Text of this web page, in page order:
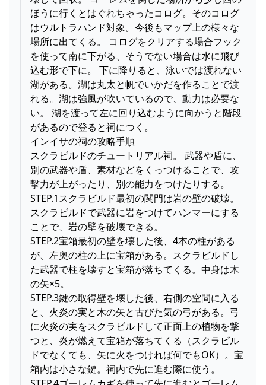
ほうに行くとはぐれちゃったコログ。そのコログ
はウルトラハンド対象。今後もマップ上の様々な
場所に出てくる。 コログをクリアする場合フック
を使って南に下がる、そうでない場合は水に飛び
込む形で下に。 下に降りると、泳いでは渡れない
湖がある。湖は丸太と帆でいかだを作ることで渡
れる。湖は強風が吹いているので、動力は必要な
い。 湖を渡って左に回り込むように向かうと階段
があるので登ると祠につく。
インイサの祠の攻略手順
スクラビルドのチュートリアル祠。 武器や盾に、
別の武器や盾、素材などをくっつけることで、攻
撃力が上がったり、別の能力をつけたりする。
STEP.1スクラビルド最初の関門は岩の壁の破壊。
スクラビルドで武器に岩をつけてハンマーにする
ことで、岩の壁を破壊できる。
STEP.2宝箱最初の壁を壊した後、4本の柱がある
が、左奥の柱の上に宝箱がある。スクラビルドし
た武器で柱を壊すと宝箱が落ちてくる。中身は木
の矢×5。
STEP.3鍵の取得壁を壊した後、右側の空間に入る
と、火炎の実と木の矢と古びた気の弓がある。弓
に火炎の実をスクラビルドして正面上の植物を撃
つと、炎が燃えて宝箱が落ちてくる（スクラビル
ドでなくても、矢に火をつければ何でもOK）。宝
箱内は小さな鍵。祠内で先に進む際に使う。